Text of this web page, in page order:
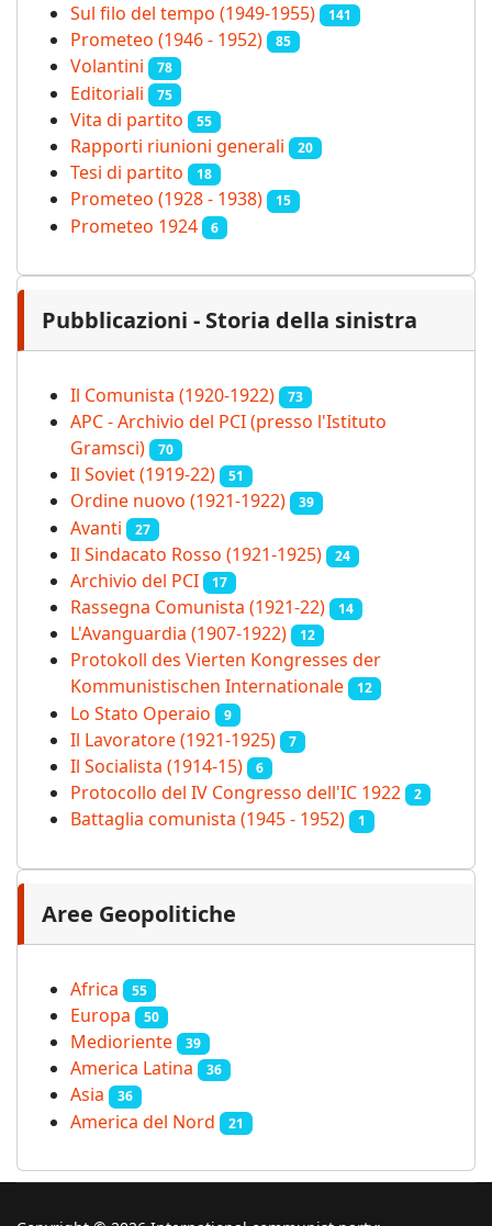
Sul filo del tempo (1949-1955) 141
Prometeo (1946 - 1952) 85
Volantini 78
Editoriali 75
Vita di partito 55
Rapporti riunioni generali 20
Tesi di partito 18
Prometeo (1928 - 1938) 15
Prometeo 1924 6
Pubblicazioni - Storia della sinistra
Il Comunista (1920-1922) 73
APC - Archivio del PCI (presso l'Istituto
Gramsci)
70
Il Soviet (1919‑22) 51
Ordine nuovo (1921-1922) 39
Avanti 27
Il Sindacato Rosso (1921-1925) 24
Archivio del PCI 17
Rassegna Comunista (1921‑22) 14
L'Avanguardia (1907-1922) 12
Protokoll des Vierten Kongresses der
Kommunistischen Internationale
12
Lo Stato Operaio 9
Il Lavoratore (1921-1925) 7
Il Socialista (1914‑15) 6
Protocollo del IV Congresso dell'IC 1922 2
Battaglia comunista (1945 - 1952) 1
Aree Geopolitiche
Africa 55
Europa 50
Medioriente 39
America Latina 36
Asia 36
America del Nord 21